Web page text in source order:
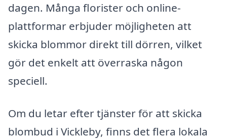
dagen. Många florister och online-
plattformar erbjuder möjligheten att
skicka blommor direkt till dörren, vilket
gör det enkelt att överraska någon
speciell.
Om du letar efter tjänster för att skicka
blombud i Vickleby, finns det flera lokala